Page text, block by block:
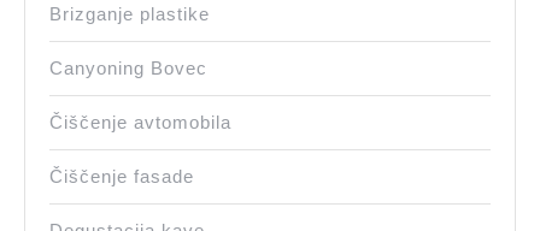
Brizganje plastike
Canyoning Bovec
Čiščenje avtomobila
Čiščenje fasade